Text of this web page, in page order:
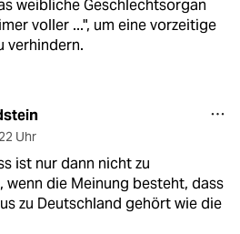
weibliche Geschlechtsorgan
voller ...", um eine vorzeitige
verhindern.
Uhr
ist nur dann nicht zu
wenn die Meinung besteht, dass
zu Deutschland gehört wie die